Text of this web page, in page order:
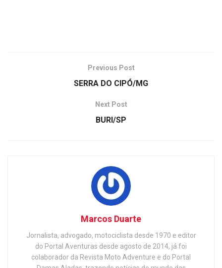
Previous Post
SERRA DO CIPÓ/MG
Next Post
BURI/SP
Marcos Duarte
Jornalista, advogado, motociclista desde 1970 e editor
do Portal Aventuras desde agosto de 2014, já foi
colaborador da Revista Moto Adventure e do Portal